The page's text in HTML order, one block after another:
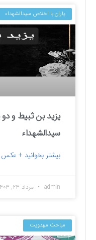
یاران با اخلاص سیدالشهداء
یزید بن ثبیط و
سیدالشهداء
بیشتر بخوانید + عکس
admin مرداد ۲۳, ۱۴۰۳
مباحث مهدویت